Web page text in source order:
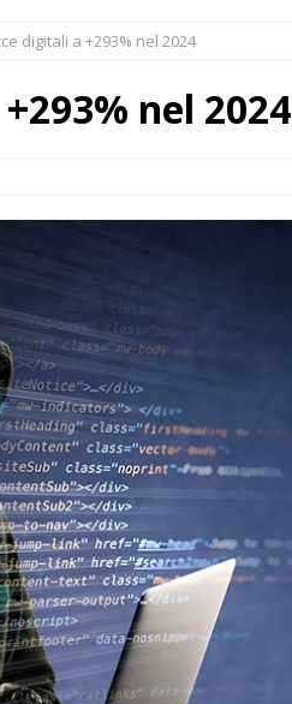
digitali a +293% nel 2024
nel 2024